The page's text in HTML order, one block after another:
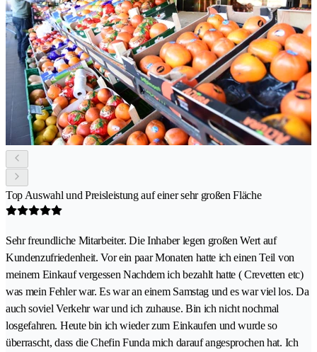
Top Auswahl und Preisleistung auf einer sehr großen Fläche
Sehr freundliche Mitarbeiter. Die Inhaber legen großen Wert auf
Kundenzufriedenheit. Vor ein paar Monaten hatte ich einen Teil von
meinem Einkauf vergessen Nachdem ich bezahlt hatte ( Crevetten etc)
was mein Fehler war. Es war an einem Samstag und es war viel los. Da
auch soviel Verkehr war und ich zuhause. Bin ich nicht nochmal
losgefahren. Heute bin ich wieder zum Einkaufen und wurde so
überrascht, dass die Chefin Funda mich darauf angesprochen hat. Ich